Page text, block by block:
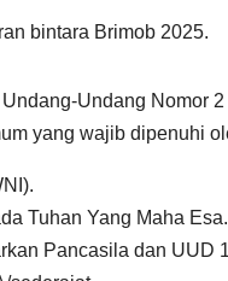
bintara Brimob 2025.
Undang Nomor
yang wajib dipenuhi
Tuhan Yang Maha Esa.
Pancasila dan UUD